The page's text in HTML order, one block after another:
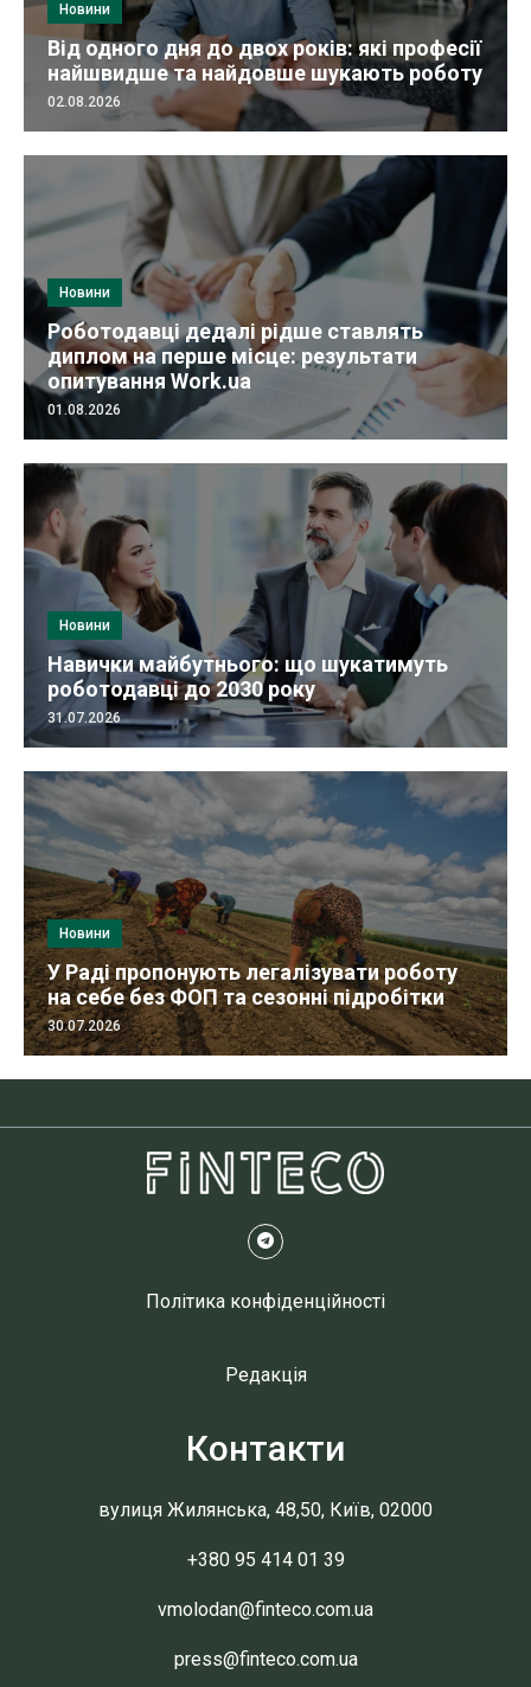
Новини
Від одного дня до двох років: які професії
найшвидше та найдовше шукають роботу
02.08.2026
Новини
Роботодавці дедалі рідше ставлять
диплом на перше місце: результати
опитування Work.ua
01.08.2026
Новини
Навички майбутнього: що шукатимуть
роботодавці до 2030 року
31.07.2026
Новини
У Раді пропонують легалізувати роботу
на себе без ФОП та сезонні підробітки
30.07.2026
Політика конфіденційності
Редакція
Контакти
вулиця Жилянська, 48,50, Київ, 02000
+380 95 414 01 39
vmolodan@finteco.com.ua
press@finteco.com.ua